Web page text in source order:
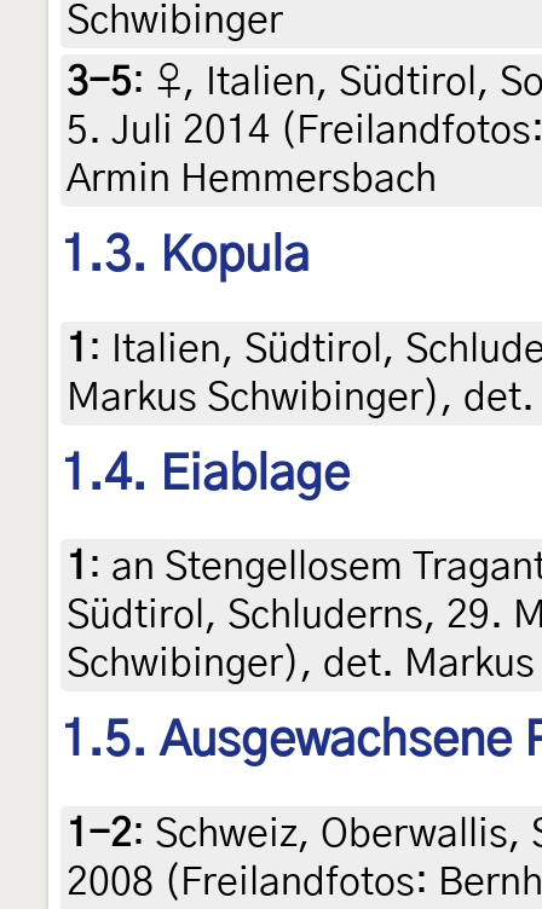
Schwibinger
3-5: ♀, Italien, Südtirol,
5. Juli 2014
Armin Hemmersbach
1.3. Kopula
1 :
Italien, Südtirol,
Markus Schwibinger),
1.4. Eiablage
1 : an Stengellosem
Südtirol, Schluderns, 29.
Schwibinger), det.
1.5. Ausgewachsene
1-2: Schweiz, Oberwallis,
2008 (Freilandfotos: